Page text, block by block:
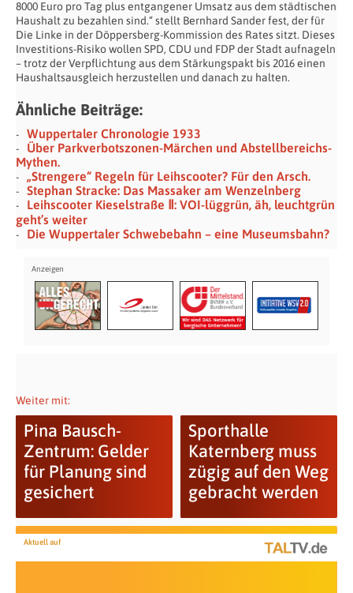
8000 Euro pro Tag plus entgangener Umsatz aus dem städtischen
Haushalt zu bezahlen sind.“ stellt Bernhard Sander fest, der für
Die Linke in der Döppersberg-Kommission des Rates sitzt. Dieses
Investitions-Risiko wollen SPD, CDU und FDP der Stadt aufnageln
– trotz der Verpflichtung aus dem Stärkungspakt bis 2016 einen
Haushaltsausgleich herzustellen und danach zu halten.
Ähnliche Beiträge:
Wuppertaler Chronologie 1933
Über Parkverbotszonen-Märchen und Abstellbereichs-
Mythen.
„Strengere“ Regeln für Leihscooter? Für den Arsch.
Stephan Stracke: Das Massaker am Wenzelnberg
Leihscooter Kieselstraße Ⅱ: VOI-lüggrün, äh, leuchtgrün
geht’s weiter
Die Wuppertaler Schwebebahn – eine Museumsbahn?
Weiter mit:
Pina Bausch-
Zentrum: Gelder
für Planung sind
gesichert
Sporthalle
Katernberg muss
zügig auf den Weg
gebracht werden
Aktuell auf